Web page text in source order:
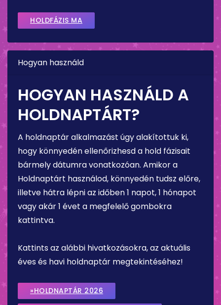
HOLDFÁZIS MA
Hogyan használd
HOGYAN HASZNÁLD A
HOLDNAPTÁRT?
A holdnaptár alkalmazást úgy alakítottuk ki,
hogy könnyedén ellenőrizhesd a hold fázisait
bármely dátumra vonatkozóan. Amikor a
Holdnaptárt használod, könnyedén tudsz előre,
illetve hátra lépni az időben 1 napot, 1 hónapot
vagy akár 1 évet a megfelelő gombokra
kattintva.
Kattints az alábbi hivatkozásokra, az aktuális
éves és havi holdnaptár megtekintéséhez!
»HOLDNAPTÁR 2026